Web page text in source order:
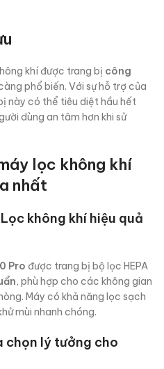
khí được trang bị công
phổ biến. Với sự hỗ trợ của
này có thể tiêu diệt hầu hết
dùng an tâm hơn khi sử
lọc không khí
nhất
không khí hiệu quả
Pro được trang bị bộ lọc HEPA
, phù hợp cho các không gian
Máy có khả năng lọc sạch
mùi nhanh chóng.
chọn lý tưởng cho